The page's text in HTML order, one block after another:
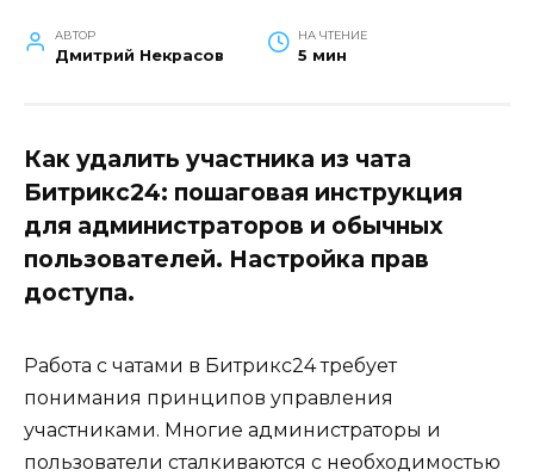
АВТОР
Дмитрий Некрасов
НА ЧТЕНИЕ
5 мин
Как удалить участника из чата
Битрикс24: пошаговая инструкция
для администраторов и обычных
пользователей. Настройка прав
доступа.
Работа с чатами в Битрикс24 требует
понимания принципов управления
участниками. Многие администраторы и
пользователи сталкиваются с необходимостью